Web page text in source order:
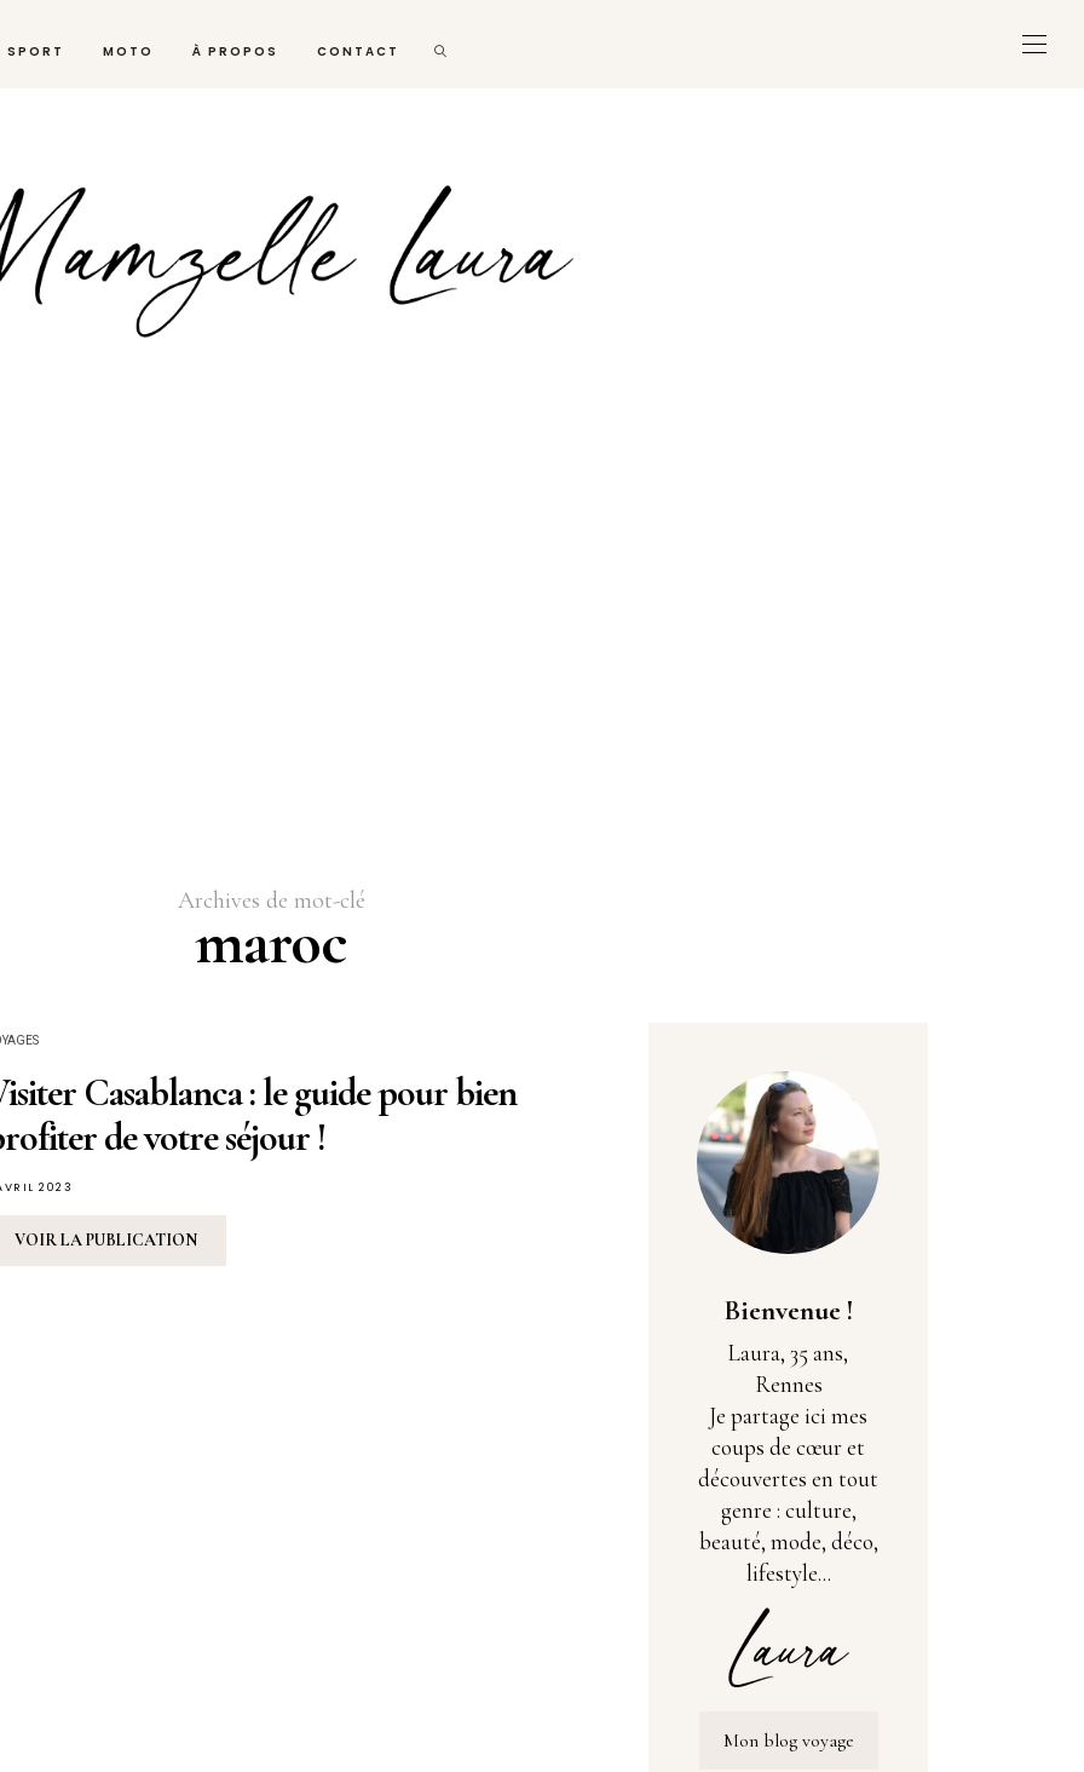
SPORT MOTO À PROPOS CONTACT
Archives de mot-clé
maroc
Casablanca : le guide pour bien
de votre séjour !
2023
VOIR LA PUBLICATION
Bienvenue !
Laura, 35 ans,
Rennes
Je partage ici mes
coups de cœur et
découvertes en tout
genre : culture,
beauté, mode, déco,
lifestyle...
Mon blog voyage